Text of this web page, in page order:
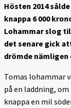
Hösten 2014 sålde
knappa 6 000
Lohammar slog
det ­senare gick
drömde ­nämligen
Tomas lohammar
på en laddning,
knappa en mil